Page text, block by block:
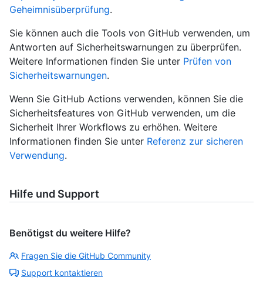
Geheimnisüberprüfung.
Sie können auch die Tools von GitHub verwenden, um
Antworten auf Sicherheitswarnungen zu überprüfen.
Weitere Informationen finden Sie unter Prüfen von
Sicherheitswarnungen.
Wenn Sie GitHub Actions verwenden, können Sie die
Sicherheitsfeatures von GitHub verwenden, um die
Sicherheit Ihrer Workflows zu erhöhen. Weitere
Informationen finden Sie unter Referenz zur sicheren
Verwendung.
Hilfe und Support
Benötigst du weitere Hilfe?
Fragen Sie die GitHub Community
Support kontaktieren